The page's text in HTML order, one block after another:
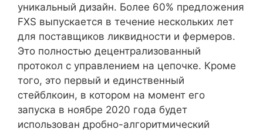
уникальный дизайн. Более 60% предложения
FXS выпускается в течение нескольких лет
для поставщиков ликвидности и фермеров.
Это полностью децентрализованный
протокол с управлением на цепочке. Кроме
того, это первый и единственный
стейблкоин, в котором на момент его
запуска в ноябре 2020 года будет
использован дробно-алгоритмический